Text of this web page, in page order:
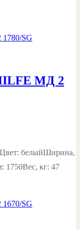
МД 2
белыйШирина,
1750Вес, кг: 47